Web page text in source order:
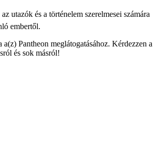
utazók és a történelem szerelmesei számára
embertől.
a(z) Pantheon meglátogatásához. Kérdezzen a
és sok másról!